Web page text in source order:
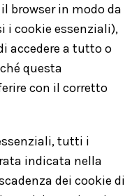
browser in modo da
i cookie essenziali),
accedere a tutto o
questa
con il corretto
tutti i
indicata nella
dei cookie di